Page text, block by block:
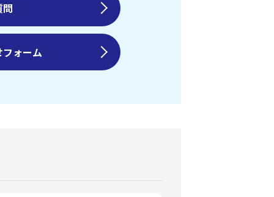
ォーム